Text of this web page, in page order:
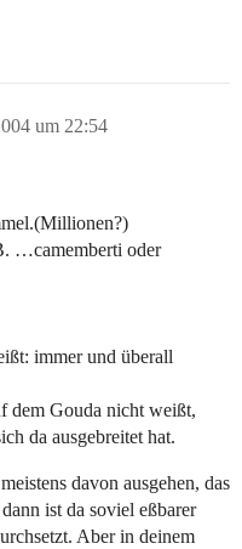
um 22:54
…camemberti oder
immer und überall
dem Gouda nicht weißt,
da ausgebreitet hat.
davon ausgehen, das
ist da soviel eßbarer
Aber in deinem